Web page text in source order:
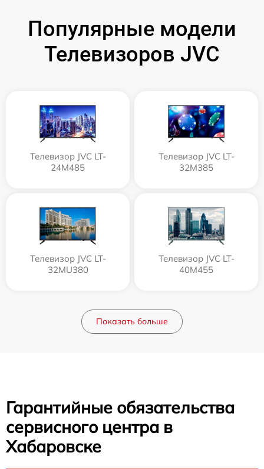
Популярные модели
Телевизоров JVC
Телевизор JVC LT-
24M485
Телевизор JVC LT-
32M385
Телевизор JVC LT-
32MU380
Телевизор JVC LT-
40M455
Показать больше
Гарантийные обязательства
сервисного центра в
Хабаровске